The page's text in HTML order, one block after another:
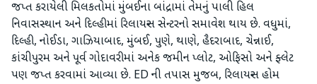
જપ્ત કરાયેલી મિલકતોમાં મુંબઈના બાંદ્રામાં તેમનું પાલી હિલ
નિવાસસ્થાન અને દિલ્હીમાં રિલાયન્સ સેન્ટરનો સમાવેશ થાય છે. વધુમાં,
દિલ્હી, નોઈડા, ગાઝિયાબાદ, મુંબઈ, પુણે, થાણે, હૈદરાબાદ, ચેન્નાઈ,
કાંચીપુરમ અને પૂર્વ ગોદાવરીમાં અનેક જમીન પ્લોટ, ઓફિસો અને ફ્લેટ
પણ જપ્ત કરવામાં આવ્યા છે. ED ની તપાસ મુજબ, રિલાયન્સ હોમ